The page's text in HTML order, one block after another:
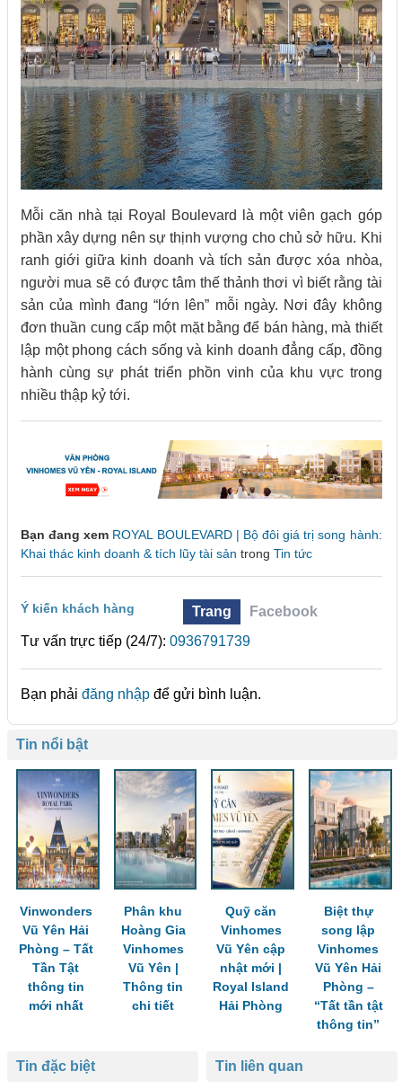
Mỗi căn nhà tại Royal Boulevard là một viên gạch góp
phần xây dựng nên sự thịnh vượng cho chủ sở hữu. Khi
ranh giới giữa kinh doanh và tích sản được xóa nhòa,
người mua sẽ có được tâm thế thảnh thơi vì biết rằng tài
sản của mình đang “lớn lên” mỗi ngày. Nơi đây không
đơn thuần cung cấp một mặt bằng để bán hàng, mà thiết
lập một phong cách sống và kinh doanh đẳng cấp, đồng
hành cùng sự phát triển phồn vinh của khu vực trong
nhiều thập kỷ tới.
Bạn đang xem ROYAL BOULEVARD | Bộ đôi giá trị song hành:
Khai thác kinh doanh & tích lũy tài sản trong Tin tức
Ý kiến khách hàng Trang
Facebook
Tư vấn trực tiếp (24/7): 0936791739
Bạn phải đăng nhập để gửi bình luận.
Tin nổi bật
Vinwonders
Vũ Yên Hải
Phòng – Tất
Tần Tật
thông tin
mới nhất
Phân khu
Hoàng Gia
Vinhomes
Vũ Yên |
Thông tin
chi tiết
Quỹ căn
Vinhomes
Vũ Yên cập
nhật mới |
Royal Island
Hải Phòng
Biệt thự
song lập
Vinhomes
Vũ Yên Hải
Phòng –
“Tất tần tật
thông tin”
Tin liên quan
Tin đặc biệt